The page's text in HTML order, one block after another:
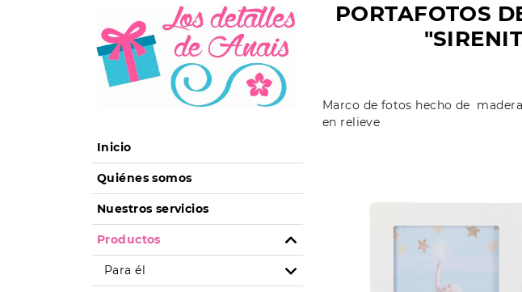
Inicio
Quiénes somos
Nuestros servicios
Productos
Para él
PORTAFOTOS
Marco de fotos hecho de
en relieve